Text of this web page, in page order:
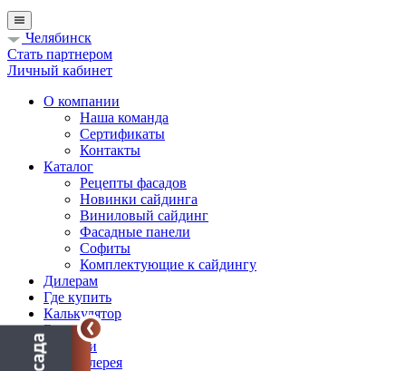
Челябинск
Стать партнером
Личный кабинет
О компании
Наша команда
Сертификаты
Контакты
Каталог
Рецепты фасадов
Новинки сайдинга
Виниловый сайдинг
Фасадные панели
Софиты
Комплектующие к сайдингу
Дилерам
Где купить
Калькулятор
Блог
Новости
Фотогалерея